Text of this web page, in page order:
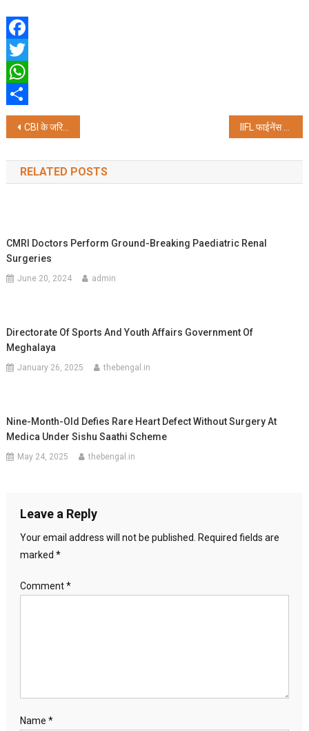
Facebook
Twitter
WhatsApp
Share
Post
navigation
CBI के जरिए ट्रेन हादसे की सच्चाई को दबाना चाहती है केंद्र सरकार : ममता बनर्जी
RELATED POSTS
CMRI Doctors Perform Ground-Breaking Paediatric Renal
Surgeries
June 20, 2024 admin
Directorate Of Sports And Youth Affairs Government Of
Meghalaya
January 26, 2025 thebengal.in
Nine-Month-Old Defies Rare Heart Defect Without Surgery At
Medica Under Sishu Saathi Scheme
May 24, 2025 thebengal.in
Leave a Reply
Your email address will not be published.
Required fields are
marked *
Comment*
Name *